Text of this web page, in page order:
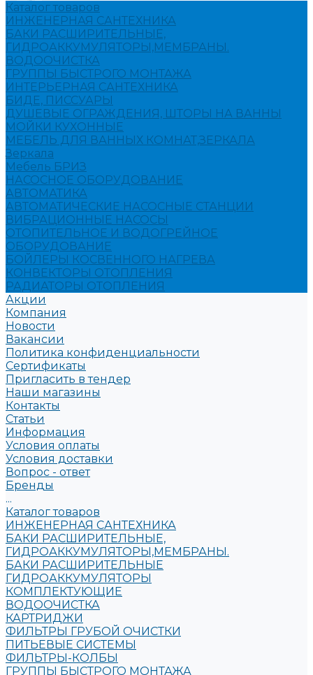
Каталог товаров
ИНЖЕНЕРНАЯ САНТЕХНИКА
БАКИ РАСШИРИТЕЛЬНЫЕ,
ГИДРОАККУМУЛЯТОРЫ,МЕМБРАНЫ.
ВОДООЧИСТКА
ГРУППЫ БЫСТРОГО МОНТАЖА
ИНТЕРЬЕРНАЯ САНТЕХНИКА
БИДЕ, ПИССУАРЫ
ДУШЕВЫЕ ОГРАЖДЕНИЯ, ШТОРЫ НА ВАННЫ
МОЙКИ КУХОННЫЕ
МЕБЕЛЬ ДЛЯ ВАННЫХ КОМНАТ,ЗЕРКАЛА
Зеркала
Мебель БРИЗ
НАСОСНОЕ ОБОРУДОВАНИЕ
АВТОМАТИКА
АВТОМАТИЧЕСКИЕ НАСОСНЫЕ СТАНЦИИ
ВИБРАЦИОННЫЕ НАСОСЫ
ОТОПИТЕЛЬНОЕ И ВОДОГРЕЙНОЕ
ОБОРУДОВАНИЕ
БОЙЛЕРЫ КОСВЕННОГО НАГРЕВА
КОНВЕКТОРЫ ОТОПЛЕНИЯ
РАДИАТОРЫ ОТОПЛЕНИЯ
Акции
Компания
Новости
Вакансии
Политика конфиденциальности
Сертификаты
Пригласить в тендер
Наши магазины
Контакты
Статьи
Информация
Условия оплаты
Условия доставки
Вопрос - ответ
Бренды
...
Каталог товаров
ИНЖЕНЕРНАЯ САНТЕХНИКА
БАКИ РАСШИРИТЕЛЬНЫЕ,
ГИДРОАККУМУЛЯТОРЫ,МЕМБРАНЫ.
БАКИ РАСШИРИТЕЛЬНЫЕ
ГИДРОАККУМУЛЯТОРЫ
КОМПЛЕКТУЮЩИЕ
ВОДООЧИСТКА
КАРТРИДЖИ
ФИЛЬТРЫ ГРУБОЙ ОЧИСТКИ
ПИТЬЕВЫЕ СИСТЕМЫ
ФИЛЬТРЫ-КОЛБЫ
ГРУППЫ БЫСТРОГО МОНТАЖА